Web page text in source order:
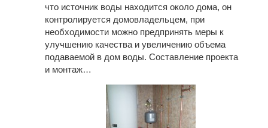
что источник воды находится около дома, он
контролируется домовладельцем, при
необходимости можно предпринять меры к
улучшению качества и увеличению объема
подаваемой в дом воды. Составление проекта
и монтаж…